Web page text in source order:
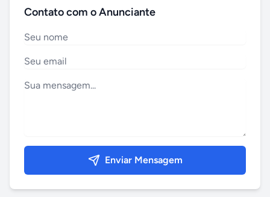
Contato com o Anunciante
Enviar Mensagem